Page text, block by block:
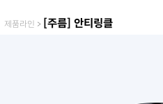
제품라인 > [주름] 안티링클